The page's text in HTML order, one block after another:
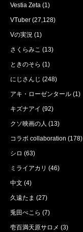
Vestia Zeta (1)
VTuber (27,128)
Vの実況 (1)
さくらみこ (13)
ときのそら (1)
にじさんじ (248)
アキ・ローゼンタール (1)
キズナアイ (92)
クソ映画の人 (13)
コラボ collaboration (178)
シロ (63)
ミライアカリ (46)
中文 (4)
久遠たま (27)
兎田ぺこら (7)
壱百満天原サロメ (3)